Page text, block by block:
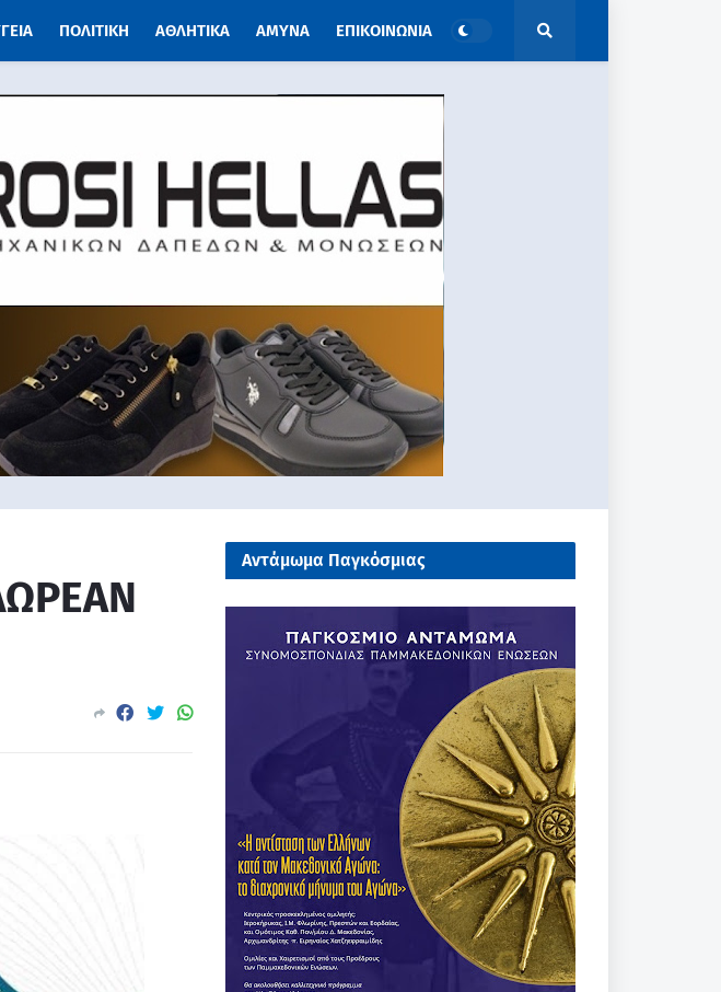
ΠΟΛΙΤΙΚΗ ΑΘΛΗΤΙΚΑ ΑΜΥΝΑ ΕΠΙΚΟΙΝΩΝΙΑ ΑΠΟΨΕΙΣ
Αντάμωμα Παγκόσμιας
Ενώσεων